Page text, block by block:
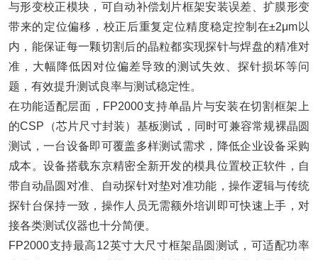
与形变校正模块，可自动补偿划片框架安装误差、扩膜形变
带来的定位偏移，校正后重复定位精度稳定控制在±2μm以
内，能保证每一颗切割后的晶粒都实现探针与焊盘的精准对
准，大幅降低因对位偏差导致的测试失效、探针损坏等问
题，有效提升测试良率与测试稳定性。
在功能适配层面，FP2000支持单晶片与安装在切割框架上
的CSP（芯片尺寸封装）基板测试，同时可兼容常规裸晶圆
测试，一台设备即可覆盖多样测试需求，降低企业设备采购
成本。设备搭载东京精密全新开发的模具位置校正软件，自
带自动晶圆对准、自动探针对垫对准功能，操作逻辑与传统
探针台保持一致，操作人员无需额外培训即可快速上手，对
接各类测试仪器也十分简便。
FP2000支持最高12英寸大尺寸框架晶圆测试，可适配功率